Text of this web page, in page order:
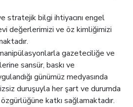
stratejik bilgi ihtiyacını engel
değerlerimizi ve öz kimliğimizi
gazeteciliğe ve
sansür, baskı ve
günümüz medyasında
duruşuyla her şart ve durumda
katkı sağlamaktadır.